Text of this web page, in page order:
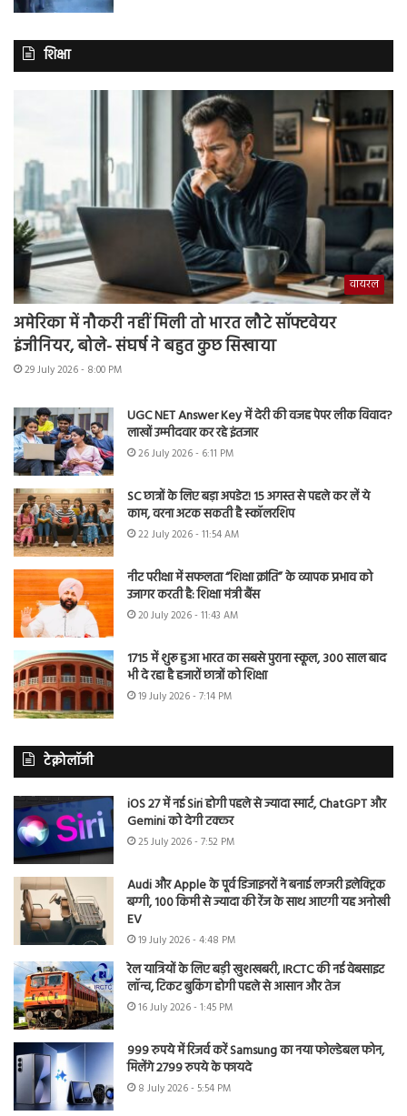
शिक्षा
वायरल
अमेरिका में नौकरी नहीं मिली तो भारत लौटे सॉफ्टवेयर
इंजीनियर, बोले- संघर्ष ने बहुत कुछ सिखाया
29 July 2026 - 8:00 PM
UGC NET Answer Key में देरी की वजह पेपर लीक विवाद?
लाखों उम्मीदवार कर रहे इंतजार
26 July 2026 - 6:11 PM
SC छात्रों के लिए बड़ा अपडेट! 15 अगस्त से पहले कर लें ये
काम, वरना अटक सकती है स्कॉलरशिप
22 July 2026 - 11:54 AM
नीट परीक्षा में सफलता “शिक्षा क्रांति” के व्यापक प्रभाव को
उजागर करती है: शिक्षा मंत्री बैंस
20 July 2026 - 11:43 AM
1715 में शुरू हुआ भारत का सबसे पुराना स्कूल, 300 साल बाद
भी दे रहा है हजारों छात्रों को शिक्षा
19 July 2026 - 7:14 PM
टेक्नोलॉजी
iOS 27 में नई Siri होगी पहले से ज्यादा स्मार्ट, ChatGPT और
Gemini को देगी टक्कर
25 July 2026 - 7:52 PM
Audi और Apple के पूर्व डिजाइनरों ने बनाई लग्जरी इलेक्ट्रिक
बग्गी, 100 किमी से ज्यादा की रेंज के साथ आएगी यह अनोखी
EV
19 July 2026 - 4:48 PM
रेल यात्रियों के लिए बड़ी खुशखबरी, IRCTC की नई वेबसाइट
लॉन्च, टिकट बुकिंग होगी पहले से आसान और तेज
16 July 2026 - 1:45 PM
999 रुपये में रिजर्व करें Samsung का नया फोल्डेबल फोन,
मिलेंगे 2799 रुपये के फायदे
8 July 2026 - 5:54 PM